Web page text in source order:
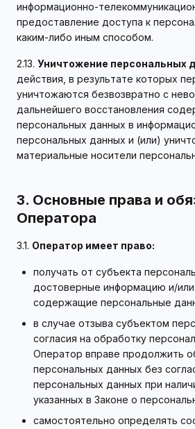
информационно-
предоставление доступа к
каким-либо иным способом.
2.13. Уничтожение персональных
действия, в результате которых
уничтожаются безвозвратно с
дальнейшего восстановления
персональных данных в
персональных данных и (или)
материальные носители
3. Основные права и
Оператора
3.1. Оператор имеет право:
получать от субъекта
достоверные информацию и/или
содержащие персональные
в случае отзыва субъектом
согласия на обработку
Оператор вправе продолжить
персональных данных без
персональных данных при
указанных в Законе о
самостоятельно определять